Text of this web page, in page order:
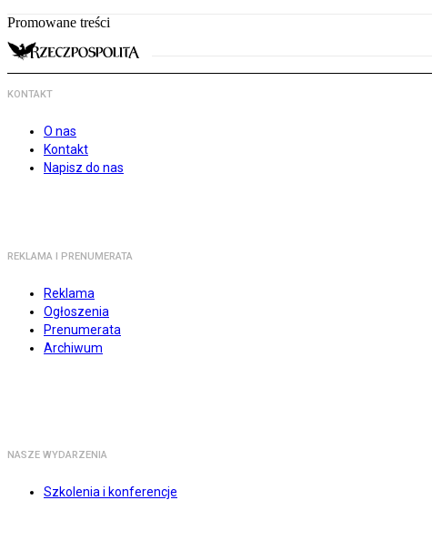
Promowane treści
KONTAKT
O nas
Kontakt
Napisz do nas
REKLAMA I PRENUMERATA
Reklama
Ogłoszenia
Prenumerata
Archiwum
NASZE WYDARZENIA
Szkolenia i konferencje